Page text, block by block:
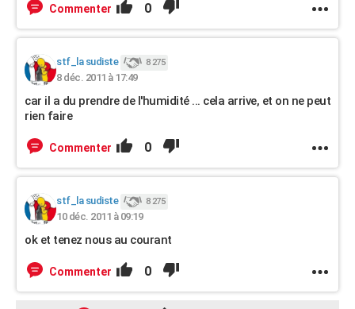
Commenter 0
stf_la sudiste 8 275
8 déc. 2011 à 17:49
car il a du prendre de l'humidité ... cela arrive, et on ne peut
rien faire
Commenter 0
stf_la sudiste 8 275
10 déc. 2011 à 09:19
ok et tenez nous au courant
Commenter 0